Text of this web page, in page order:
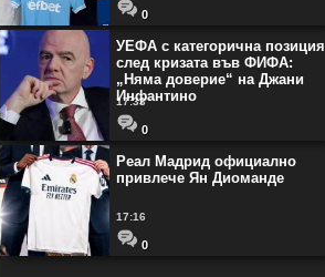
0
УЕФА с категорична позиция
след кризата във ФИФА:
„Няма доверие“ на Джани
Инфантино
17:33
0
Реал Мадрид официално
привлече Ян Диоманде
17:16
0